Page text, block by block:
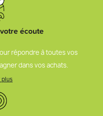
écoute
répondre à toutes vos
dans vos achats.
plus